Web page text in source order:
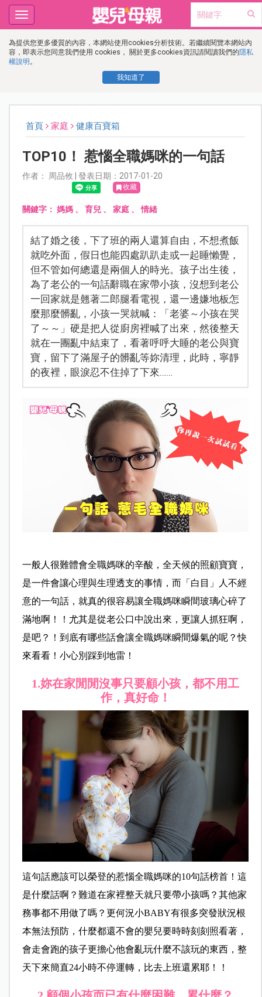
為提供您更多優質的內容，本網站使用cookies分析技術。若繼續閱覽本網站內
容，即表示您同意我們使用 cookies， 關於更多cookies資訊請閱讀我們的隱私
權說明 。
我知道了
Toggle
navigation
首頁 家庭 健康百寶箱
TOP10！ 惹惱全職媽咪的一句話
作者： 周品攸 | 發表日期：2017-01-20
收藏
關鍵字： 媽媽、 育兒、 家庭、情緒
結了婚之後，下了班的兩人還算自由，不想煮飯
就吃外面，假日也能四處趴趴走或一起睡懶覺，
但不管如何總還是兩個人的時光。孩子出生後，
為了老公的一句話辭職在家帶小孩，沒想到老公
一回家就是翹著二郎腿看電視，還一邊嫌地板怎
麼那麼髒亂，小孩一哭就喊：「老婆～小孩在哭
了～～」硬是把人從廚房裡喊了出來，然後整天
就在一團亂中結束了，看著呼呼大睡的老公與寶
寶，留下了滿屋子的髒亂等妳清理，此時，寧靜
的夜裡，眼淚忍不住掉了下來……
一般人很難體會全職媽咪的辛酸，全天候的照顧寶寶，
是一件會讓心理與生理透支的事情，而「白目」人不經
意的一句話，就真的很容易讓全職媽咪瞬間玻璃心碎了
滿地啊！！尤其是從老公口中說出來，更讓人抓狂啊，
是吧？！到底有哪些話會讓全職媽咪瞬間爆氣的呢？快
來看看！小心別踩到地雷！
1.妳在家閒閒沒事只要顧小孩，都不用工
作，真好命！
這句話應該可以榮登的惹惱全職媽咪的10句話榜首！這
是什麼話啊？難道在家裡整天就只要帶小孩嗎？其他家
務事都不用做了嗎？更何況小BABY有很多突發狀況根
本無法預防，什麼都還不會的嬰兒要時時刻刻照看著，
會走會跑的孩子更擔心他會亂玩什麼不該玩的東西，整
天下來簡直24小時不停運轉，比去上班還累耶！！